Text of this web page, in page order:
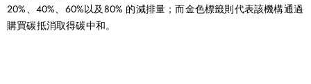
20%、40%、60%以及80% 的減排量；而金色標籤則代表該機構通過
購買碳抵消取得碳中和。